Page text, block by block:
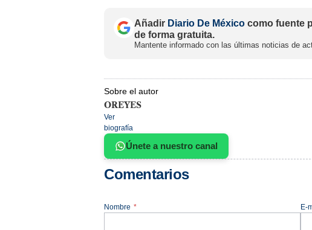
Añadir Diario De México como fuente
de forma gratuita.
Mantente informado con las últimas noticias de
Sobre el autor
OREYES
Ver
biografía
Únete a nuestro canal
Comentarios
Nombre * E-